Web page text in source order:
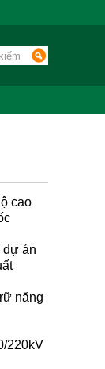
cao
dự án
năng
220kV